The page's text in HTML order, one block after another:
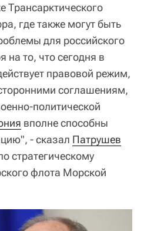
Трансарктического
где также могут быть
для российского
на то, что сегодня в
правовой режим,
соглашениям,
политической
вполне способны
- сказал Патрушев
стратегическому
флота Морской